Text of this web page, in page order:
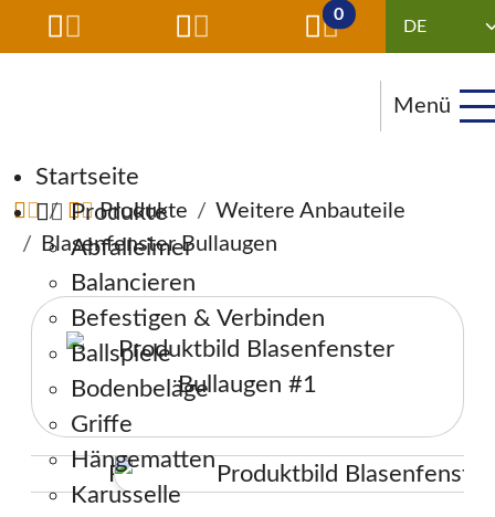
0
Menü
Navigation überspringen
Startseite
Produkte
Abfalleimer
Balancieren
Befestigen & Verbinden
Ballspiele
Bodenbeläge
Griffe
Hängematten
Karusselle
Produkte
Weitere Anbauteile
Blasenfenster Bullaugen